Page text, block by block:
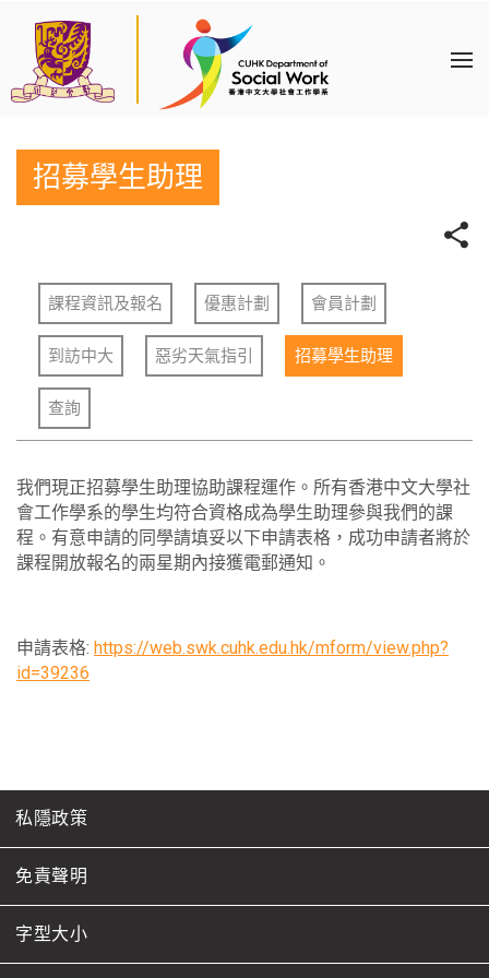
招募學生助理
課程資訊及報名 優惠計劃 會員計劃
到訪中大 惡劣天氣指引 招募學生助理
查詢
我們現正招募學生助理協助課程運作。所有香港中文大學社
會工作學系的學生均符合資格成為學生助理參與我們的課
程。有意申請的同學請填妥以下申請表格，成功申請者將於
課程開放報名的兩星期內接獲電郵通知。
申請表格: https://web.swk.cuhk.edu.hk/mform/view.php?
id=39236
私隱政策
免責聲明
字型大小